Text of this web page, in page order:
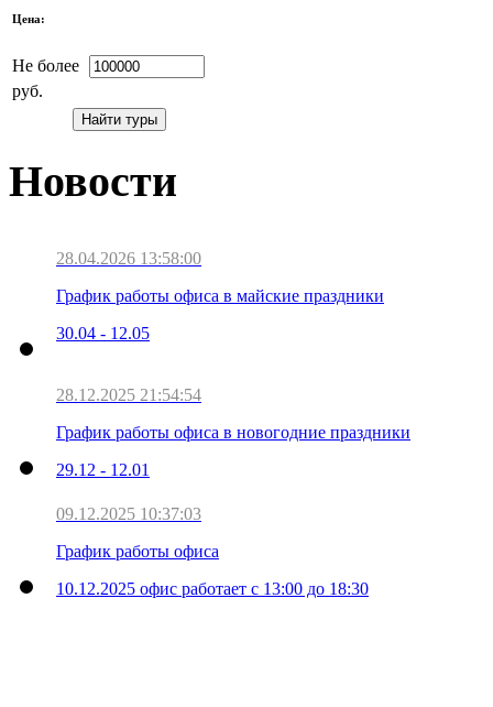
Цена:
Не более
руб.
Новости
28.04.2026 13:58:00
График работы офиса в майские праздники
30.04 - 12.05
28.12.2025 21:54:54
График работы офиса в новогодние праздники
29.12 - 12.01
09.12.2025 10:37:03
График работы офиса
10.12.2025 офис работает с 13:00 до 18:30